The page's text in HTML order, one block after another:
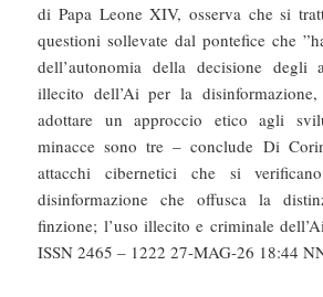
di Papa Leone XIV, osserva che si
questioni sollevate dal pontefice che
dell’autonomia della decisione degli
illecito dell’Ai per la disinformazione,
adottare un approccio etico agli
minacce sono tre – conclude Di
attacchi cibernetici che si
disinformazione che offusca la
finzione; l’uso illecito e criminale
ISSN 2465 – 1222 27-MAG-26 18:44